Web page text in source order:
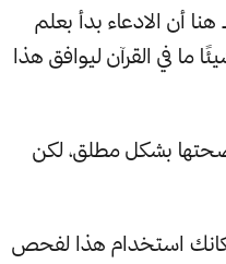
أن الادعاء بدأ بعلم
ما في القرآن ليوافق هذا
صحتها بشكل مطلق، لكن
استخدام هذا لفحص